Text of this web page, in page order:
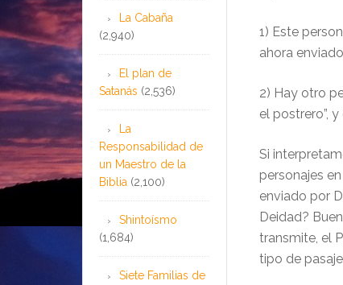
1) Este
ahora
2) Hay otro
el postrero”,
Si
personajes
enviado por
Deidad?
transmite, el
tipo de
La Cabaña
(2,940)
El plan de
Satanás (2,536)
La
Responsabilidad de
un Maestro de la
Biblia (2,100)
Shintoísmo
(1,684)
Siete Familias de